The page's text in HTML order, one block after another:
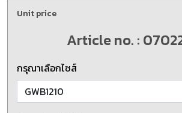
Unit price
Article no. :
กรุณาเลือกไซส์